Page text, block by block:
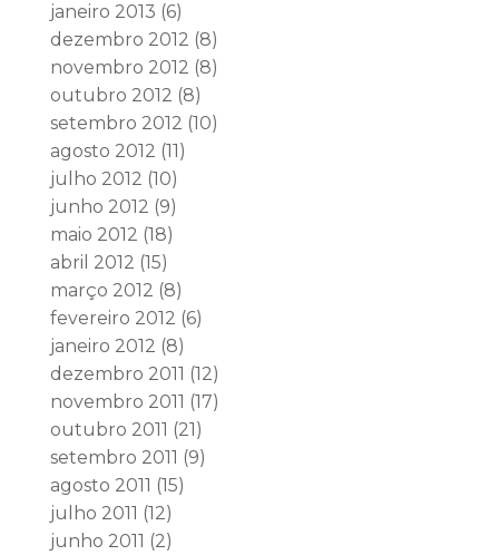
janeiro 2013 (6)
dezembro 2012 (8)
novembro 2012 (8)
outubro 2012 (8)
setembro 2012 (10)
agosto 2012 (11)
julho 2012 (10)
junho 2012 (9)
maio 2012 (18)
abril 2012 (15)
março 2012 (8)
fevereiro 2012 (6)
janeiro 2012 (8)
dezembro 2011 (12)
novembro 2011 (17)
outubro 2011 (21)
setembro 2011 (9)
agosto 2011 (15)
julho 2011 (12)
junho 2011 (2)